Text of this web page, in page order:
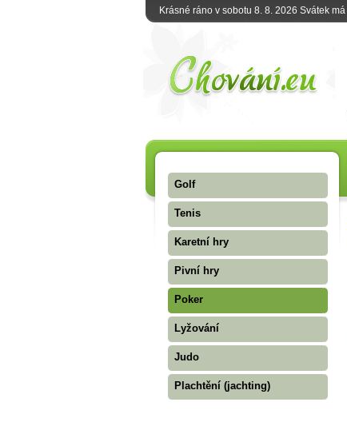
Krásné ráno v sobotu 8. 8. 2026 Svátek má
Golf
Tenis
Karetní hry
Pivní hry
Poker
Lyžování
Judo
Plachtění (jachting)